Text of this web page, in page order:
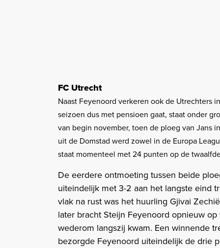
FC Utrecht
Naast Feyenoord verkeren ook de Utrechters
seizoen dus met pensioen gaat, staat onder
van begin november, toen de ploeg van Jans
uit de Domstad werd zowel in de Europa
staat momenteel met 24 punten op de
De eerdere ontmoeting tussen beide
uiteindelijk met 3-2 aan het langste eind
vlak na rust was het huurling Gjivai
later bracht Steijn Feyenoord opnieuw
wederom langszij kwam. Een winnende
bezorgde Feyenoord uiteindelijk de drie